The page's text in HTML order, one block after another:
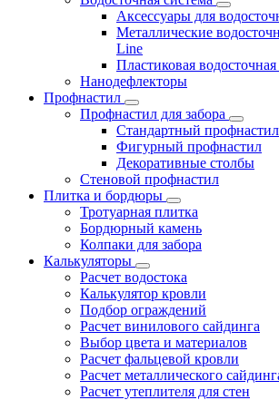
Аксессуары для
Металлические
Line
Пластиковая
Нанодефлекторы
Профнастил
Профнастил для забора
Стандартный профнастил
Фигурный профнастил
Декоративные столбы
Стеновой профнастил
Плитка и бордюры
Тротуарная плитка
Бордюрный камень
Колпаки для забора
Калькуляторы
Расчет водостока
Калькулятор кровли
Подбор ограждений
Расчет винилового сайдинга
Выбор цвета и материалов
Расчет фальцевой кровли
Расчет металлического
Расчет утеплителя для стен